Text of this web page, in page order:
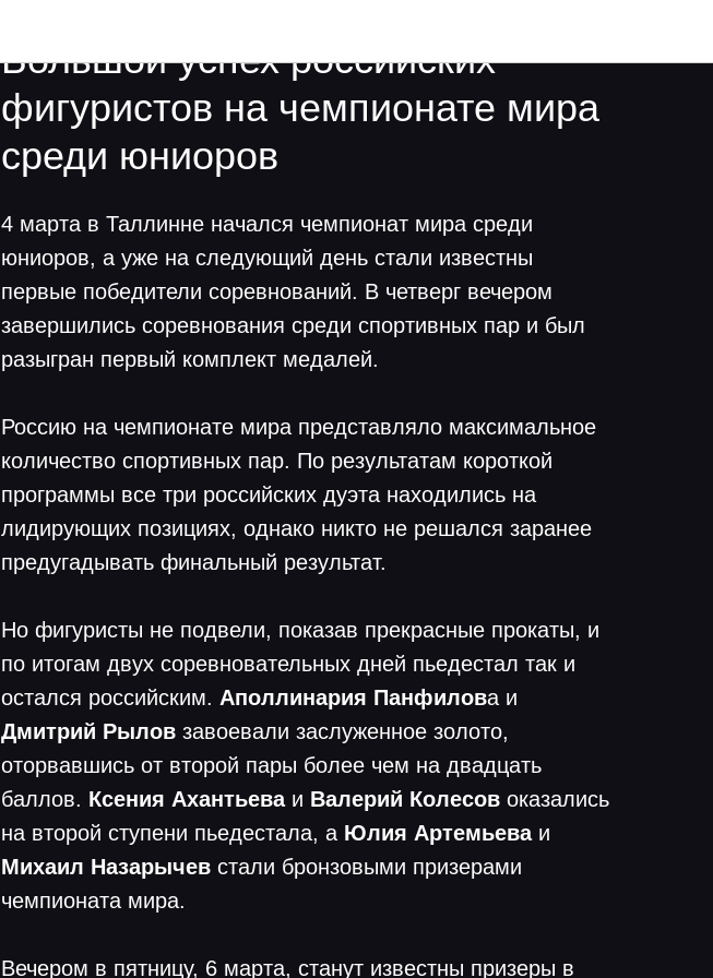
Большой успех российских
фигуристов на чемпионате мира
среди юниоров
4 марта в Таллинне начался чемпионат мира среди
юниоров, а уже на следующий день стали известны
первые победители соревнований. В четверг вечером
завершились соревнования среди спортивных пар и был
разыгран первый комплект медалей.
Россию на чемпионате мира представляло максимальное
количество спортивных пар. По результатам короткой
программы все три российских дуэта находились на
лидирующих позициях, однако никто не решался заранее
предугадывать финальный результат.
Но фигуристы не подвели, показав прекрасные прокаты, и
по итогам двух соревновательных дней пьедестал так и
остался российским. Аполлинария Панфилова и
Дмитрий Рылов завоевали заслуженное золото,
оторвавшись от второй пары более чем на двадцать
баллов. Ксения Ахантьеваи Валерий Колесов оказались
на второй ступени пьедестала, а Юлия Артемьеваи
Михаил Назарычев стали бронзовыми призерами
чемпионата мира.
Вечером в пятницу, 6 марта, станут известны призеры в